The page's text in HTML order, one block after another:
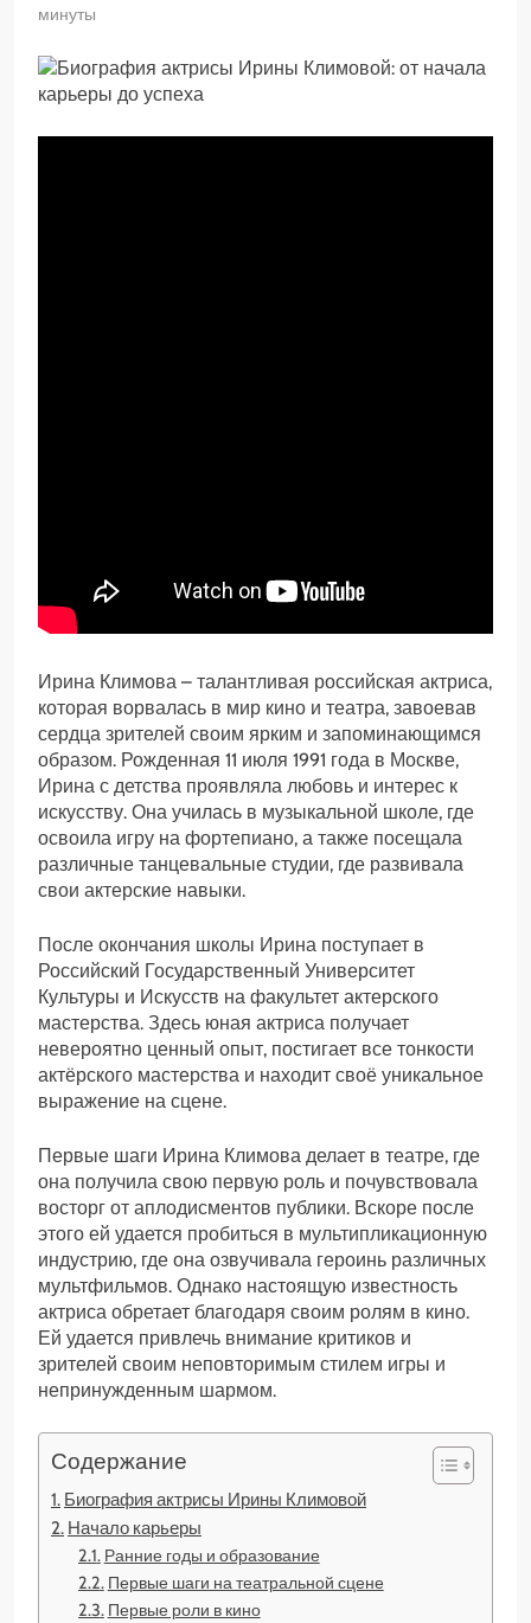
минуты
Ирина Климова – талантливая российская актриса,
которая ворвалась в мир кино и театра, завоевав
сердца зрителей своим ярким и запоминающимся
образом. Рожденная 11 июля 1991 года в Москве,
Ирина с детства проявляла любовь и интерес к
искусству. Она училась в музыкальной школе, где
освоила игру на фортепиано, а также посещала
различные танцевальные студии, где развивала
свои актерские навыки.
После окончания школы Ирина поступает в
Российский Государственный Университет
Культуры и Искусств на факультет актерского
мастерства. Здесь юная актриса получает
невероятно ценный опыт, постигает все тонкости
актёрского мастерства и находит своё уникальное
выражение на сцене.
Первые шаги Ирина Климова делает в театре, где
она получила свою первую роль и почувствовала
восторг от аплодисментов публики. Вскоре после
этого ей удается пробиться в мультипликационную
индустрию, где она озвучивала героинь различных
мультфильмов. Однако настоящую известность
актриса обретает благодаря своим ролям в кино.
Ей удается привлечь внимание критиков и
зрителей своим неповторимым стилем игры и
непринужденным шармом.
Содержание
Биография актрисы Ирины Климовой
Начало карьеры
Ранние годы и образование
Первые шаги на театральной сцене
Первые роли в кино